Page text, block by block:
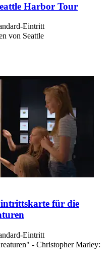
Harbor Tour
Eintritt
von Seattle
für die
Eintritt
- Christopher Marley: